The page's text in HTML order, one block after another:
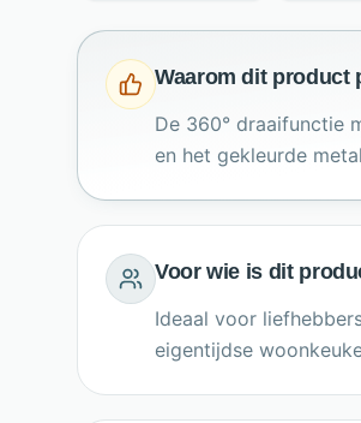
Waarom dit product
De 360° draaifunctie
en het gekleurde
Voor wie is dit
Ideaal voor
eigentijdse